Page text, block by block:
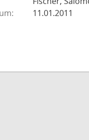
11.01.2011